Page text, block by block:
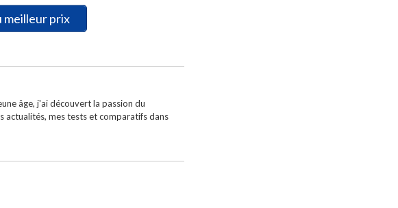
meilleur prix
âge, j'ai découvert la passion du
actualités, mes tests et comparatifs dans